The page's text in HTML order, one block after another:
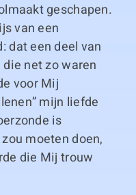
geschapen.
van een
dat een deel van
net zo waren
voor Mij
mijn liefde
is
moeten doen,
die Mij trouw